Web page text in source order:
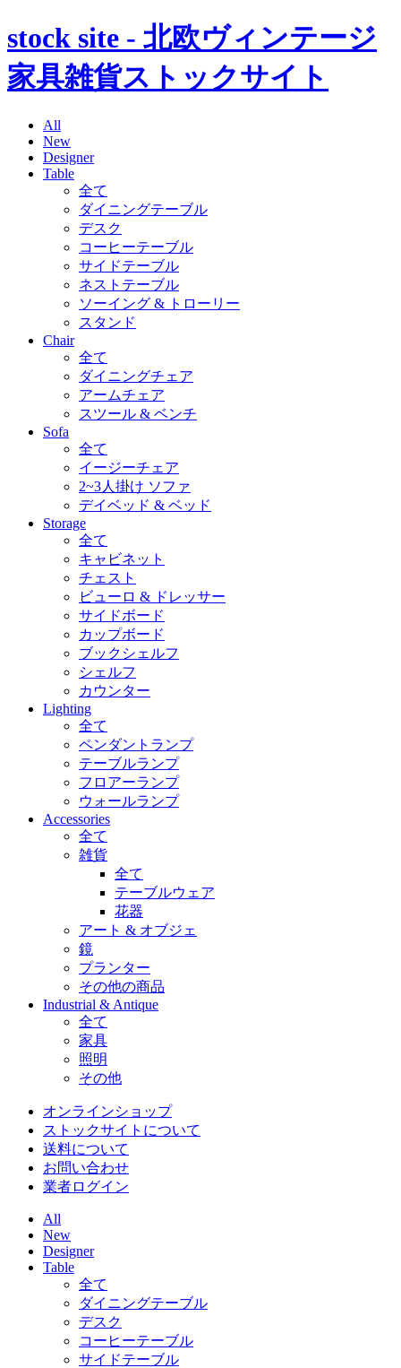
stock site - 北欧ヴィンテージ
家具雑貨ストックサイト
All
New
Designer
Table
全て
ダイニングテーブル
デスク
コーヒーテーブル
サイドテーブル
ネストテーブル
ソーイング & トローリー
スタンド
Chair
全て
ダイニングチェア
アームチェア
スツール & ベンチ
Sofa
全て
イージーチェア
2~3人掛け ソファ
デイベッド & ベッド
Storage
全て
キャビネット
チェスト
ビューロ & ドレッサー
サイドボード
カップボード
ブックシェルフ
シェルフ
カウンター
Lighting
全て
ペンダントランプ
テーブルランプ
フロアーランプ
ウォールランプ
Accessories
全て
雑貨
全て
テーブルウェア
花器
アート & オブジェ
鏡
プランター
その他の商品
Industrial & Antique
全て
家具
照明
その他
オンラインショップ
ストックサイトについて
送料について
お問い合わせ
業者ログイン
All
New
Designer
Table
全て
ダイニングテーブル
デスク
コーヒーテーブル
サイドテーブル